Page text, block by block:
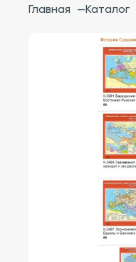
Главная —Каталог